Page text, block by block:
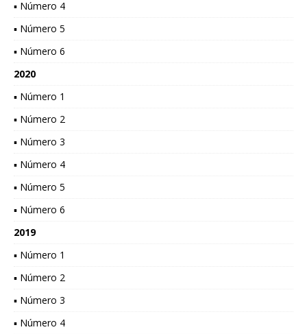
▪ Número 4
▪ Número 5
▪ Número 6
2020
▪ Número 1
▪ Número 2
▪ Número 3
▪ Número 4
▪ Número 5
▪ Número 6
2019
▪ Número 1
▪ Número 2
▪ Número 3
▪ Número 4